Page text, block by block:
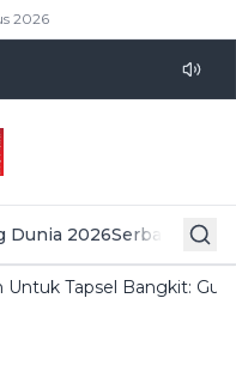
2026
Dunia 2026Serba Serbi
Untuk Tapsel Bangkit: